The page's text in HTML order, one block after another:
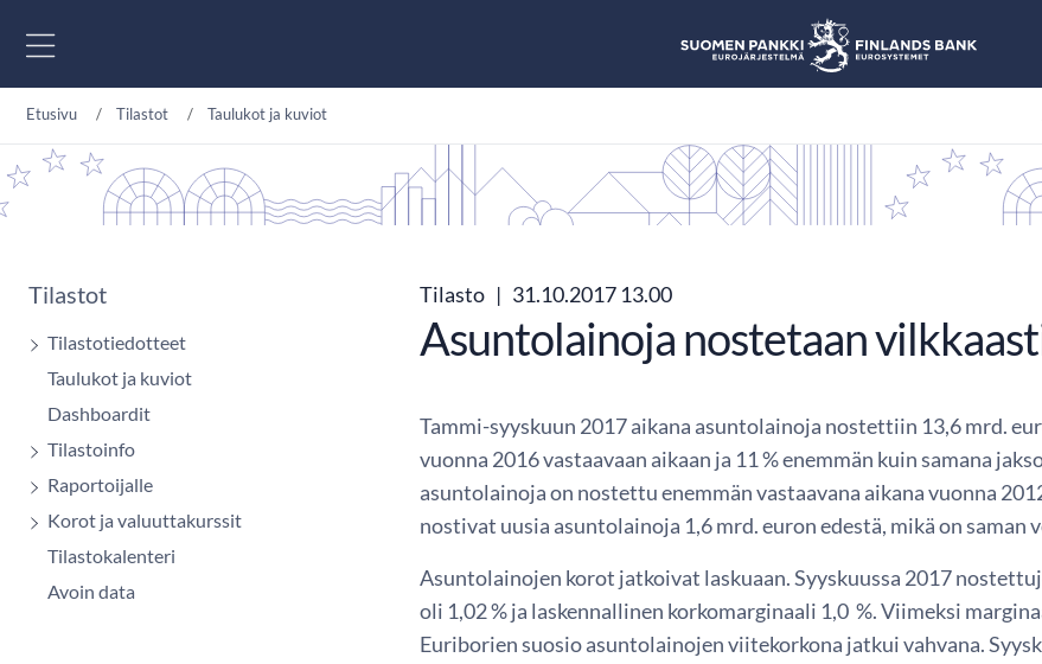
Etusivu Tilastot Taulukot ja kuviot
Tilastot
Tilastotiedotteet
Taulukot ja kuviot
Dashboardit
Tilastoinfo
Raportoijalle
Korot ja valuuttakurssit
Tilastokalenteri
Avoin data
Tilasto | 31.10.2017 13.00
Asuntolainoja nostetaan
Tammi-syyskuun 2017 aikana asuntolainoja nostettiin 13,6 mrd.
vuonna 2016 vastaavaan aikaan ja 11 % enemmän kuin samana
asuntolainoja on nostettu enemmän vastaavana aikana vuonna
nostivat uusia asuntolainoja 1,6 mrd. euron edestä, mikä on saman
Asuntolainojen korot jatkoivat laskuaan. Syyskuussa 2017
oli 1,02 % ja laskennallinen korkomarginaali 1,0 %. Viimeksi
Euriborien suosio asuntolainojen viitekorkona jatkui vahvana.